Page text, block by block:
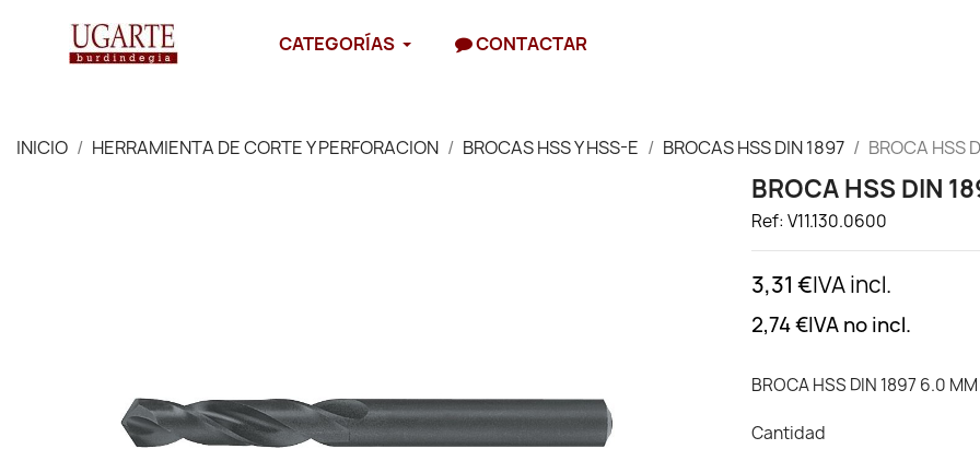
CATEGORÍAS CONTACTAR
INICIO HERRAMIENTA DE CORTE Y PERFORACION BROCAS HSS Y HSS-E BROCAS HSS DIN 1897 BROCA HSS
BROCA HSS DIN
Ref: V11.130.0600
3,31 €IVA incl.
2,74 €IVA no incl.
BROCA HSS DIN 1897 6.0 MM
Cantidad